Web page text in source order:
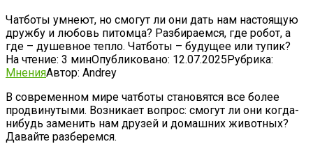
Чатботы умнеют, но смогут ли они дать нам настоящую
дружбу и любовь питомца? Разбираемся, где робот, а
где – душевное тепло. Чатботы – будущее или тупик?
На чтение: 3 минОпубликовано: 12.07.2025Рубрика:
МненияАвтор: Andrey
В современном мире чатботы становятся все более
продвинутыми. Возникает вопрос: смогут ли они когда-
нибудь заменить нам друзей и домашних животных?
Давайте разберемся.